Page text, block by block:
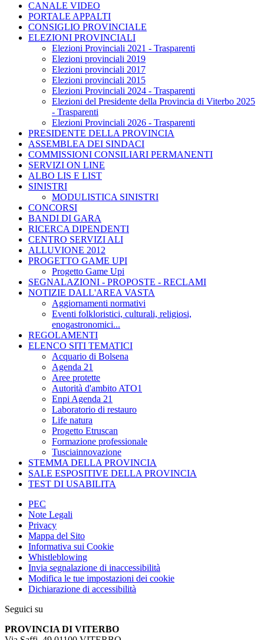
CANALE VIDEO
PORTALE APPALTI
CONSIGLIO PROVINCIALE
ELEZIONI PROVINCIALI
Elezioni Provinciali 2021 - Trasparenti
Elezioni provinciali 2019
Elezioni provinciali 2017
Elezioni provinciali 2015
Elezioni Provinciali 2024 - Trasparenti
Elezioni del Presidente della Provincia di Viterbo 2025
- Trasparenti
Elezioni Provinciali 2026 - Trasparenti
PRESIDENTE DELLA PROVINCIA
ASSEMBLEA DEI SINDACI
COMMISSIONI CONSILIARI PERMANENTI
SERVIZI ON LINE
ALBO LIS E LIST
SINISTRI
MODULISTICA SINISTRI
CONCORSI
BANDI DI GARA
RICERCA DIPENDENTI
CENTRO SERVIZI ALI
ALLUVIONE 2012
PROGETTO GAME UPI
Progetto Game Upi
SEGNALAZIONI - PROPOSTE - RECLAMI
NOTIZIE DALL'AREA VASTA
Aggiornamenti normativi
Eventi folkloristici, culturali, religiosi,
enogastronomici...
REGOLAMENTI
ELENCO SITI TEMATICI
Acquario di Bolsena
Agenda 21
Aree protette
Autorità d'ambito ATO1
Enpi Agenda 21
Laboratorio di restauro
Life natura
Progetto Etruscan
Formazione professionale
Tusciainnovazione
STEMMA DELLA PROVINCIA
SALE ESPOSITIVE DELLA PROVINCIA
TEST DI USABILITA
PEC
Note Legali
Privacy
Mappa del Sito
Informativa sui Cookie
Whistleblowing
Invia segnalazione di inaccessibilità
Modifica le tue impostazioni dei cookie
Dichiarazione di accessibilità
Seguici su
PROVINCIA DI VITERBO